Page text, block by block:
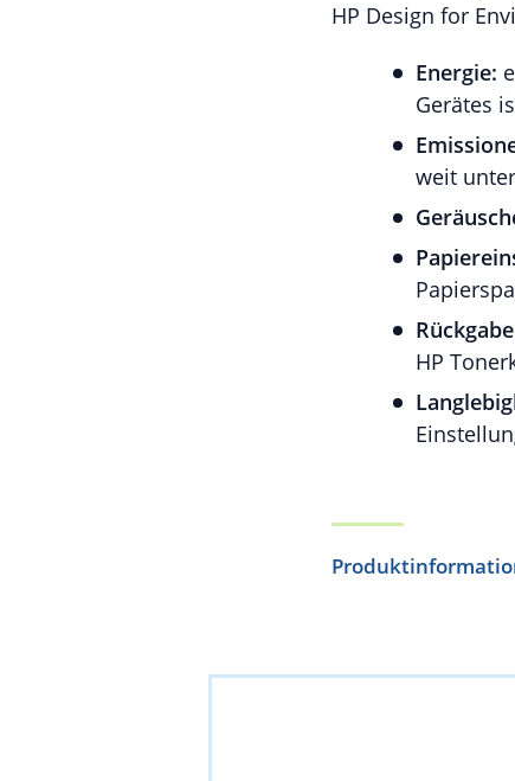
HP Design for
Energie:
Gerätes
weit
HP